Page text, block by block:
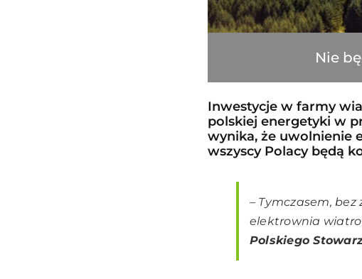
Nie
Inwestycje w farmy
polskiej energetyki w
wynika, że uwolnienie
wszyscy Polacy będą
– Tymczasem,
elektrownia
Polskiego